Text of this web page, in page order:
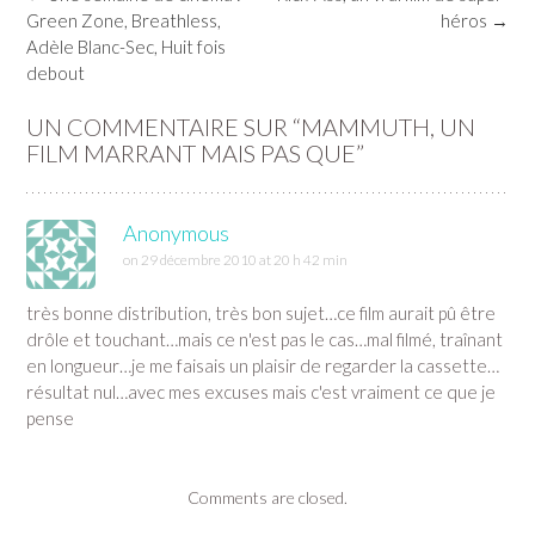
navigation
Green Zone, Breathless,
Adèle Blanc-Sec, Huit fois
debout
héros →
UN COMMENTAIRE SUR “MAMMUTH, UN
FILM MARRANT MAIS PAS QUE”
Anonymous
on 29 décembre 2010 at 20 h 42 min
très bonne distribution, très bon sujet…ce film aurait pû être
drôle et touchant…mais ce n'est pas le cas…mal filmé, traînant
en longueur…je me faisais un plaisir de regarder la cassette…
résultat nul…avec mes excuses mais c'est vraiment ce que je
pense
Comments are closed.